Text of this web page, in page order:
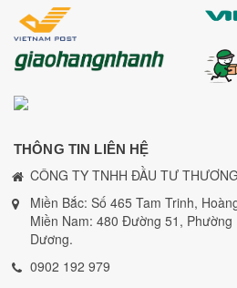
THÔNG TIN LIÊN HỆ
CÔNG TY TNHH ĐẦU TƯ
Miền Bắc: Số 465 Tam Trinh,
Miền Nam: 480 Đường 51, Phường
Dương.
0902 192 979